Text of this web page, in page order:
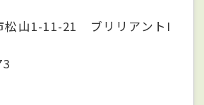
松山1-11-21 ブリリアントI